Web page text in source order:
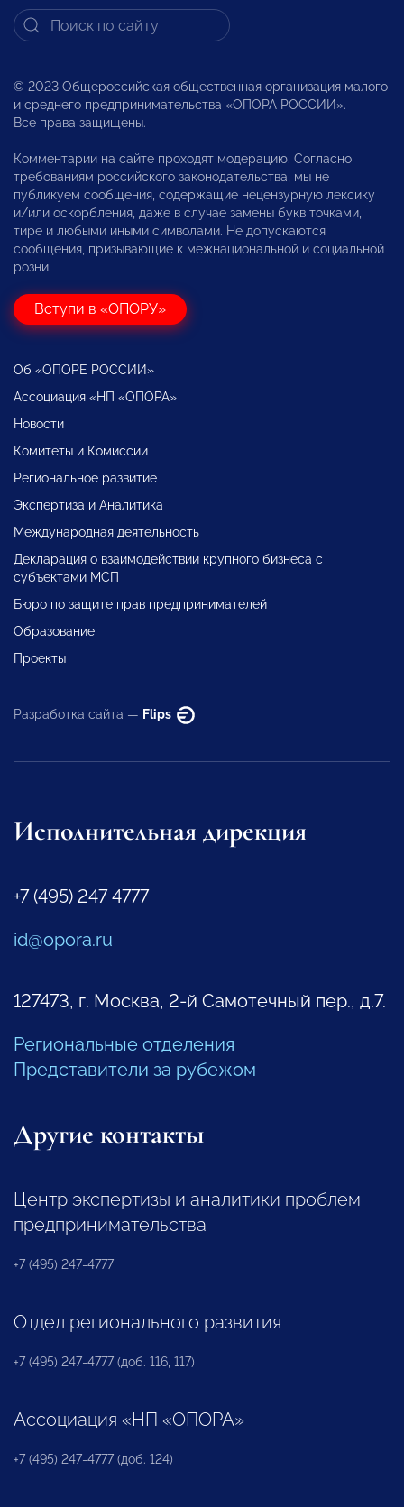
© 2023 Общероссийская общественная организация малого
и среднего предпринимательства «ОПОРА РОССИИ».
Все права защищены.
Комментарии на сайте проходят модерацию. Согласно
требованиям российского законодательства, мы не
публикуем сообщения, содержащие нецензурную лексику
и/или оскорбления, даже в случае замены букв точками,
тире и любыми иными символами. Не допускаются
сообщения, призывающие к межнациональной и социальной
розни.
Вступи в «ОПОРУ»
Об «ОПОРЕ РОССИИ»
Ассоциация «НП «ОПОРА»
Новости
Комитеты и Комиссии
Региональное развитие
Экспертиза и Аналитика
Международная деятельность
Декларация о взаимодействии крупного бизнеса с
субъектами МСП
Бюро по защите прав предпринимателей
Образование
Проекты
Разработка сайта — Flips
Исполнительная дирекция
+7 (495) 247 4777
id@opora.ru
127473, г. Москва, 2-й Самотечный пер., д.7.
Региональные отделения
Представители за рубежом
Другие контакты
Центр экспертизы и аналитики проблем
предпринимательства
+7 (495) 247-4777
Отдел регионального развития
+7 (495) 247-4777 (доб. 116, 117)
Ассоциация «НП «ОПОРА»
+7 (495) 247-4777 (доб. 124)